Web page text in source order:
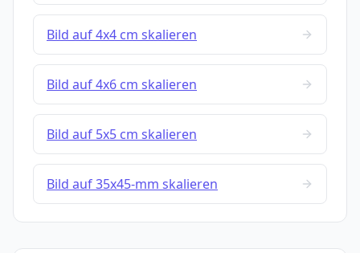
Bild auf 4x4 cm skalieren
Bild auf 4x6 cm skalieren
Bild auf 5x5 cm skalieren
Bild auf 35x45-mm skalieren